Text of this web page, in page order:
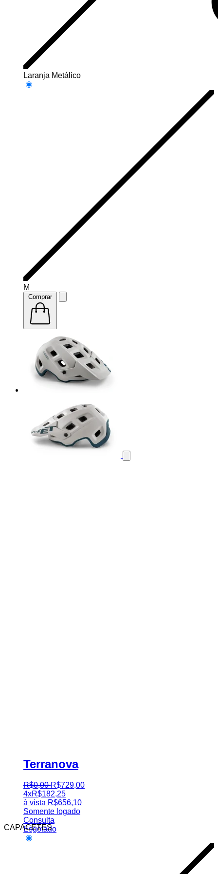
CAPACETES
Laranja Metálico
M
Comprar
Terranova
R$0,00 R$729,00
4xR$182,25
à vista R$656,10
Somente logado
Consulta
Esgotado